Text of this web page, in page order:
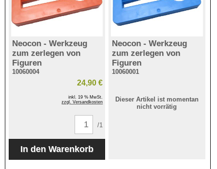
Neocon - Werkzeug
zum zerlegen von
Figuren
10060004
24,90 €
inkl. 19 % MwSt.
zzgl. Versandkosten
/1
Neocon - Werkzeug
zum zerlegen von
Figuren
10060001
Dieser Artikel ist momentan
nicht vorrätig